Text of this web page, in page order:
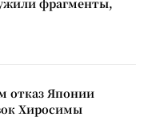
отказ Японии
Хиросимы